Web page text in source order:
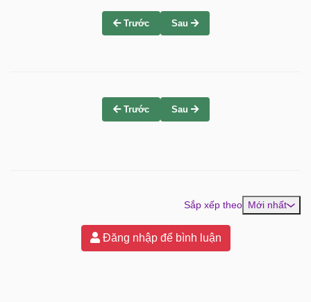
Trước Sau
Trước Sau
Sắp xếp theo Mới nhất
Đăng nhập để bình luận